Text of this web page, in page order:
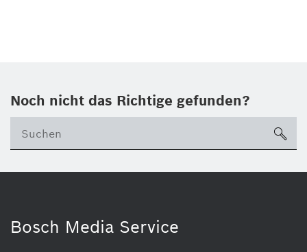
Noch nicht das Richtige gefunden?
Bosch Media Service